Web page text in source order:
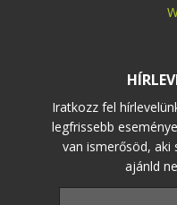
Iratkozz fel
legfrissebb
van ismerősöd, aki
ajánld